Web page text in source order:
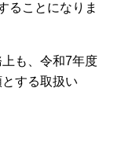
ることになりま
上も、令和7年度
する取扱い